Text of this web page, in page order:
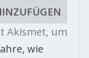
Akismet, um
wie